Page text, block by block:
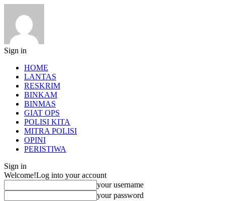
Sign in
HOME
LANTAS
RESKRIM
BINKAM
BINMAS
GIAT OPS
POLISI KITA
MITRA POLISI
OPINI
PERISTIWA
Sign in
Welcome!Log into your account
your username
your password